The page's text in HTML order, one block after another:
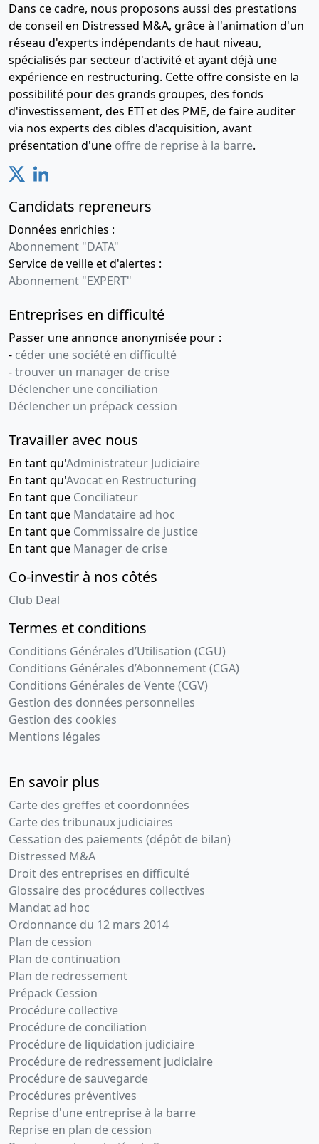
Dans ce cadre, nous proposons aussi des prestations
de conseil en Distressed M&A, grâce à l'animation d'un
réseau d'experts indépendants de haut niveau,
spécialisés par secteur d'activité et ayant déjà une
expérience en restructuring. Cette offre consiste en la
possibilité pour des grands groupes, des fonds
d'investissement, des ETI et des PME, de faire auditer
via nos experts des cibles d'acquisition, avant
présentation d'une offre de reprise à la barre.
Candidats repreneurs
Données enrichies :
Abonnement "DATA"
Service de veille et d'alertes :
Abonnement "EXPERT"
Entreprises en difficulté
Passer une annonce anonymisée pour :
- céder une société en difficulté
-trouver un manager de crise
Déclencher une conciliation
Déclencher un prépack cession
Travailler avec nous
En tant qu'Administrateur Judiciaire
En tant qu'Avocat en Restructuring
En tant que Conciliateur
En tant que Mandataire ad hoc
En tant que Commissaire de justice
En tant que Manager de crise
Co-investir à nos côtés
Club Deal
Termes et conditions
Conditions Générales d’Utilisation (CGU)
Conditions Générales d’Abonnement (CGA)
Conditions Générales de Vente (CGV)
Gestion des données personnelles
Gestion des cookies
Mentions légales
En savoir plus
Carte des greffes et coordonnées
Carte des tribunaux judiciaires
Cessation des paiements (dépôt de bilan)
Distressed M&A
Droit des entreprises en difficulté
Glossaire des procédures collectives
Mandat ad hoc
Ordonnance du 12 mars 2014
Plan de cession
Plan de continuation
Plan de redressement
Prépack Cession
Procédure collective
Procédure de conciliation
Procédure de liquidation judiciaire
Procédure de redressement judiciaire
Procédure de sauvegarde
Procédures préventives
Reprise d'une entreprise à la barre
Reprise en plan de cession